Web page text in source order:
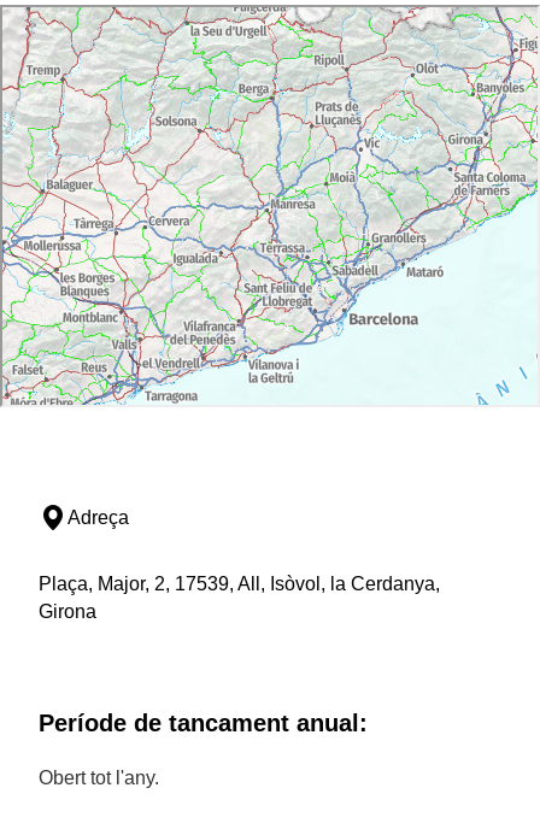
Adreça
Plaça, Major, 2, 17539, All, Isòvol, la Cerdanya,
Girona
Període de tancament anual:
Obert tot l'any.